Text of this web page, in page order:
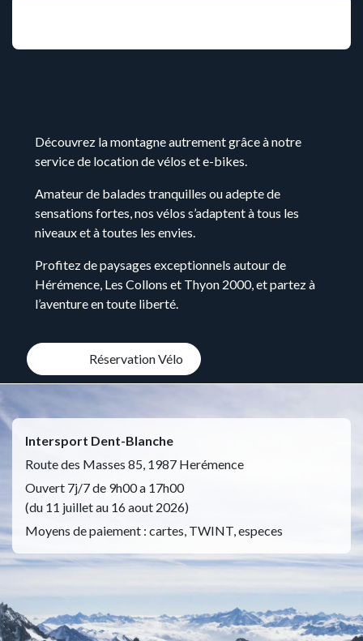
Découvrez la montagne autrement grâce à notre
service de location de vélos et e-bikes.
Amateur de balades tranquilles ou adepte de
sensations fortes, nos vélos s’adaptent à tous les
niveaux et à toutes les envies.
Profitez de paysages exceptionnels autour de
Hérémence, Les Collons et Thyon 2000, et partez à
l’aventure en toute liberté.
Réservation Vélo
Intersport Dent-Blanche
Route des Masses 85, 1987 Herémence
Ouvert 7j/7 de 9h00 a 17h00
(du 11 juillet au 16 aout 2026)
Moyens de paiement : cartes, TWINT, especes